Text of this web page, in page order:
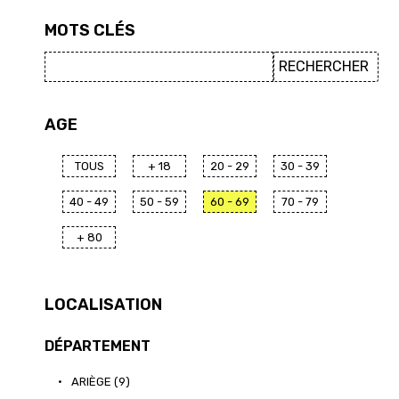
MOTS CLÉS
AGE
TOUS + 18 20 - 29 30 - 39
40 - 49 50 - 59 60 - 69 70 - 79
+ 80
LOCALISATION
DÉPARTEMENT
• ARIÈGE (9)